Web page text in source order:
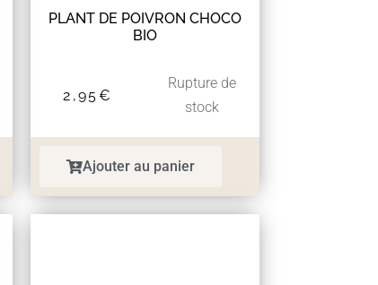
PLANT DE POIVRON CHOCO
BIO
2,95€
Rupture de
stock
Ajouter au panier